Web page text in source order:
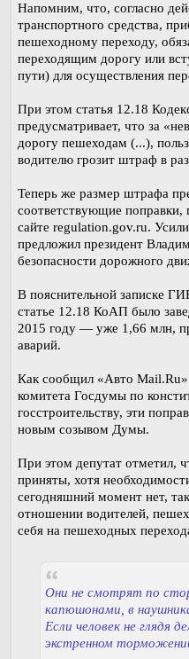
Напомним, что, согласно
транспортного средства,
пешеходному переходу,
переходящим дорогу или
пути) для осуществления
При этом статья 12.18
предусматривает, что за
дорогу пешеходам (...),
водителю грозит штраф в
Теперь же размер штрафа
соответствующие
сайте regulation.gov.ru.
предложил президент
безопасности дорожного
В пояснительной записке
статье 12.18 КоАП было
2015 году — уже 1,66 млн,
аварий.
Как сообщил «Авто
комитета Госдумы по
госстроительству, эти
новым созывом Думы.
При этом депутат отметил,
приняты, хотя
сегодняшний момент нет,
отношении водителей,
себя на пешеходных
Они не смотрят по
капюшонами, в
Если человек не глядя
экстренном